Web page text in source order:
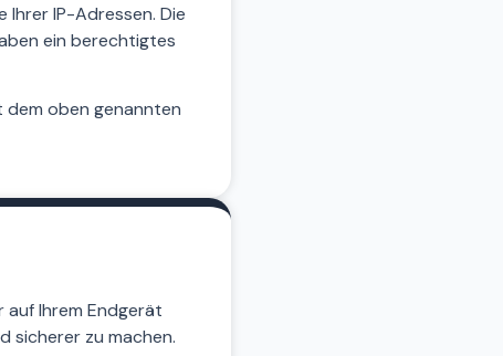
Ihrer IP-Adressen. Die
ein berechtigtes
dem oben genannten
auf Ihrem Endgerät
sicherer zu machen.